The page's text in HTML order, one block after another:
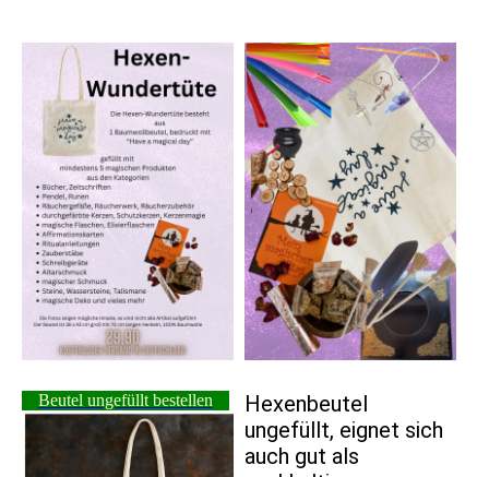
Beutel ungefüllt bestellen
Hexenbeutel
ungefüllt, eignet sich
auch gut als